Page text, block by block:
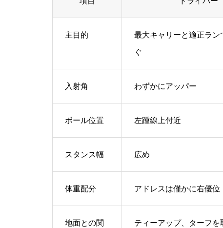
主目的 最大キャリーと適正ラン
ぐ
入射角 わずかにアッパー
ボール位置 左踵線上付近
スタンス幅 広め
体重配分 アドレスは僅かに右優位
地面との関 ティーアップ、ターフを